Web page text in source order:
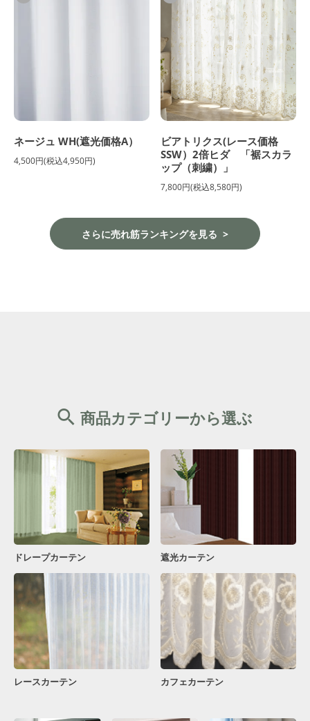
ネージュ WH(遮光価格A）
4,500円(税込4,950円)
ビアトリクス(レース価格
SSW）2倍ヒダ 「裾スカラ
ップ（刺繍）」
7,800円(税込8,580円)
さらに売れ筋ランキングを見る
商品カテゴリーから選ぶ
ドレープカーテン 遮光カーテン
レースカーテン カフェカーテン